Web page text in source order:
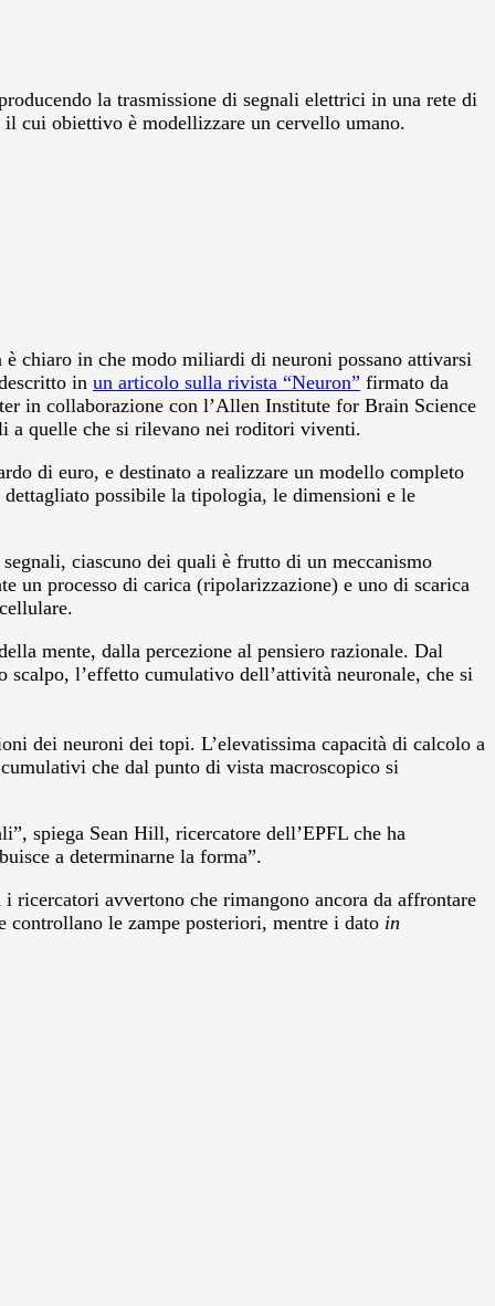
la trasmissione di segnali elettrici in una rete di
cui obiettivo è modellizzare un cervello umano.
chiaro in che modo miliardi di neuroni possano attivarsi
in un articolo sulla rivista “Neuron” firmato da
in collaborazione con l’Allen Institute for Brain Science
a quelle che si rilevano nei roditori viventi.
di euro, e destinato a realizzare un modello completo
possibile la tipologia, le dimensioni e le
ciascuno dei quali è frutto di un meccanismo
un processo di carica (ripolarizzazione) e uno di scarica
mente, dalla percezione al pensiero razionale. Dal
l’effetto cumulativo dell’attività neuronale, che si
dei neuroni dei topi. L’elevatissima capacità di calcolo a
che dal punto di vista macroscopico si
spiega Sean Hill, ricercatore dell’EPFL che ha
a determinarne la forma”.
ricercatori avvertono che rimangono ancora da affrontare
controllano le zampe posteriori, mentre i dato in